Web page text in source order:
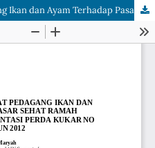
Kesadaran Masyarkat Pedagang Ikan dan Ayam Terhadap Pasar Sehat Ramah Lingkungan: Implementasi Perda Kukar No 6 Tahun 2012